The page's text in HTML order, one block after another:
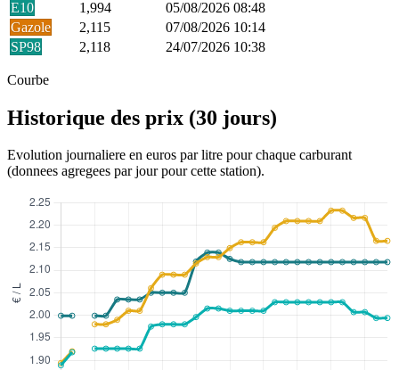
E10
1,994
05/08/2026 08:48
Gazole
2,115
07/08/2026 10:14
SP98
2,118 24/07/2026 10:38
Courbe
Historique des prix (30 jours)
Evolution journaliere en euros par litre pour chaque carburant
(donnees agregees par jour pour cette station).